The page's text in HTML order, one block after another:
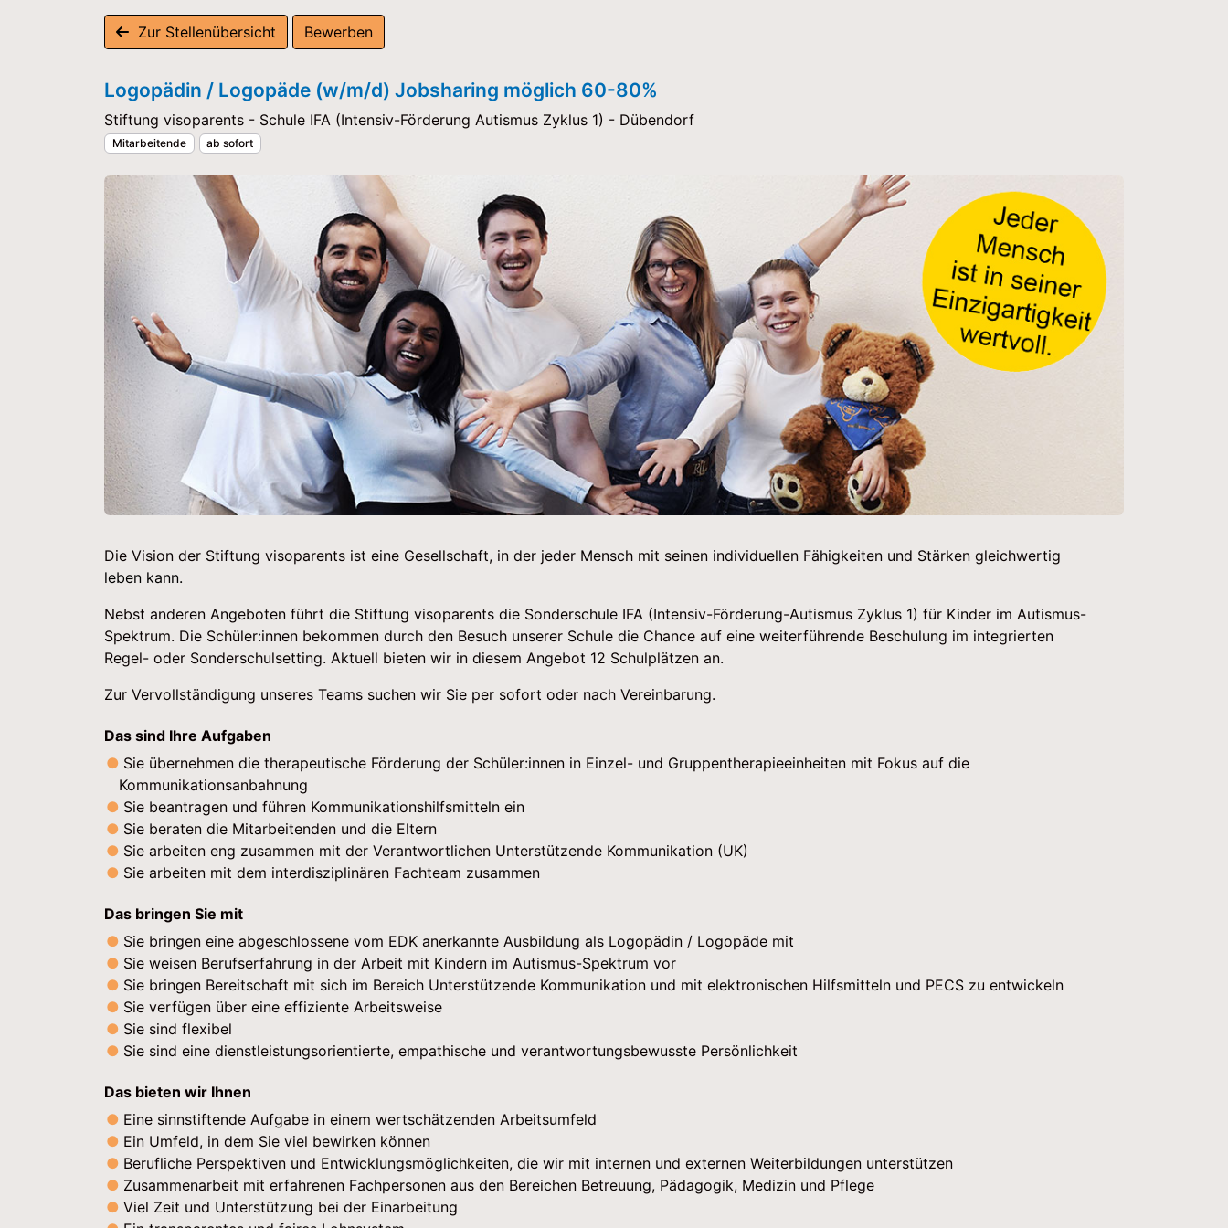
Zur Stellenübersicht Bewerben
Logopädin / Logopäde (w/m/d) Jobsharing möglich 60-80%
Stiftung visoparents - Schule IFA (Intensiv-Förderung Autismus Zyklus 1) - Dübendorf
Mitarbeitende ab sofort
Die Vision der Stiftung visoparents ist eine Gesellschaft, in der jeder Mensch mit seinen individuellen Fähigkeiten und Stärken gleichwertig
leben kann.
Nebst anderen Angeboten führt die Stiftung visoparents die Sonderschule IFA (Intensiv-Förderung-Autismus Zyklus 1) für Kinder im Autismus-
Spektrum. Die Schüler:innen bekommen durch den Besuch unserer Schule die Chance auf eine weiterführende Beschulung im integrierten
Regel- oder Sonderschulsetting. Aktuell bieten wir in diesem Angebot 12 Schulplätzen an.
Zur Vervollständigung unseres Teams suchen wir Sie per sofort oder nach Vereinbarung.
Das sind Ihre Aufgaben
Sie übernehmen die therapeutische Förderung der Schüler:innen in Einzel- und Gruppentherapieeinheiten mit Fokus auf die
Kommunikationsanbahnung
Sie beantragen und führen Kommunikationshilfsmitteln ein
Sie beraten die Mitarbeitenden und die Eltern
Sie arbeiten eng zusammen mit der Verantwortlichen Unterstützende Kommunikation (UK)
Sie arbeiten mit dem interdisziplinären Fachteam zusammen
Das bringen Sie mit
Sie bringen eine abgeschlossene vom EDK anerkannte Ausbildung als Logopädin / Logopäde mit
Sie weisen Berufserfahrung in der Arbeit mit Kindern im Autismus-Spektrum vor
Sie bringen Bereitschaft mit sich im Bereich Unterstützende Kommunikation und mit elektronischen Hilfsmitteln und PECS zu entwickeln
Sie verfügen über eine effiziente Arbeitsweise
Sie sind flexibel
Sie sind eine dienstleistungsorientierte, empathische und verantwortungsbewusste Persönlichkeit
Das bieten wir Ihnen
Eine sinnstiftende Aufgabe in einem wertschätzenden Arbeitsumfeld
Ein Umfeld, in dem Sie viel bewirken können
Berufliche Perspektiven und Entwicklungsmöglichkeiten, die wir mit internen und externen Weiterbildungen unterstützen
Zusammenarbeit mit erfahrenen Fachpersonen aus den Bereichen Betreuung, Pädagogik, Medizin und Pflege
Viel Zeit und Unterstützung bei der Einarbeitung